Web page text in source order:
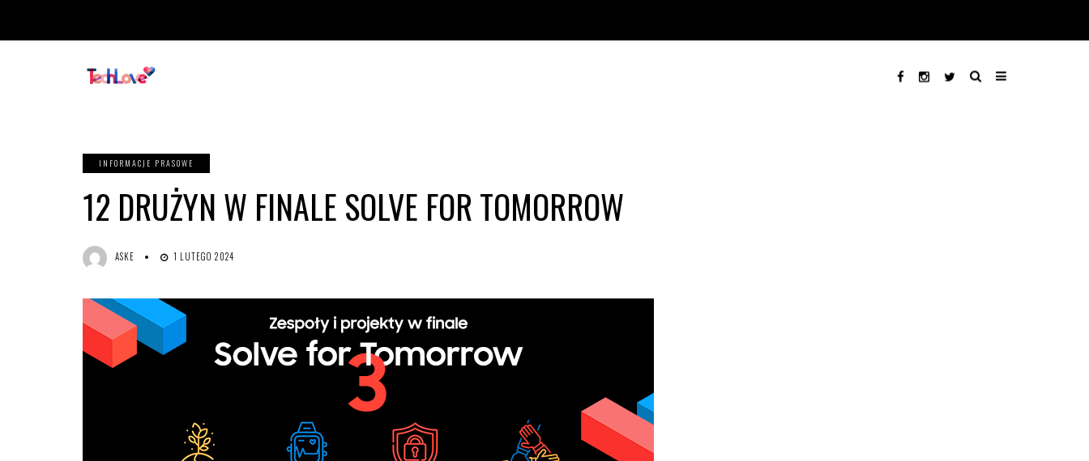
INFORMACJE PRASOWE
12 DRUŻYN W FINALE SOLVE FOR TOMORROW
ASKE 1 LUTEGO 2024